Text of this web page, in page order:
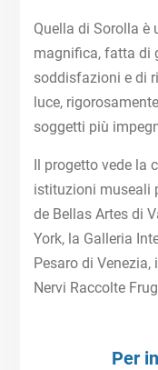
Quella di Sorolla è
magnifica, fatta di
soddisfazioni e di
luce,
soggetti più
Il progetto vede la
istituzioni museali
de Bellas Artes di
York, la Galleria
Pesaro di
Nervi Raccolte
Per